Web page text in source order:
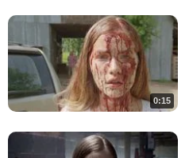
0:15